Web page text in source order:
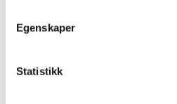
Egenskaper
Statistikk
STARTER 10T 28MT